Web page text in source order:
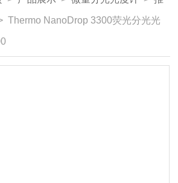
Thermo NanoDrop 3300荧光分光光